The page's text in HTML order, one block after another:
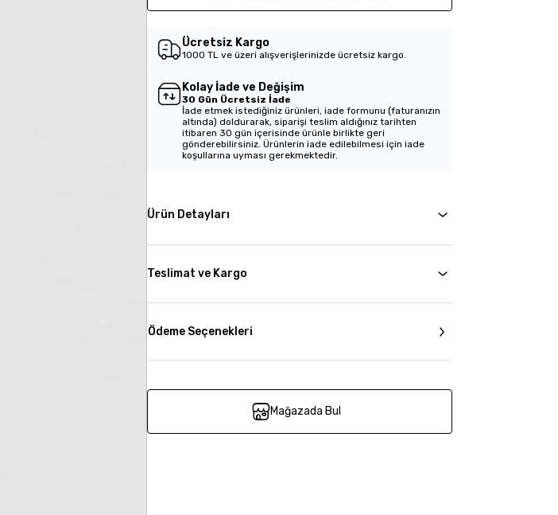
Ücretsiz Kargo
1000 TL ve üzeri alışverişlerinizde ücretsiz kargo.
Kolay İade ve Değişim
30 Gün Ücretsiz İade
İade etmek istediğiniz ürünleri, iade formunu (faturanızın
altında) doldurarak, siparişi teslim aldığınız tarihten
itibaren 30 gün içerisinde ürünle birlikte geri
gönderebilirsiniz. Ürünlerin iade edilebilmesi için iade
koşullarına uyması gerekmektedir.
Ürün Detayları
Teslimat ve Kargo
Ödeme Seçenekleri
Mağazada Bul